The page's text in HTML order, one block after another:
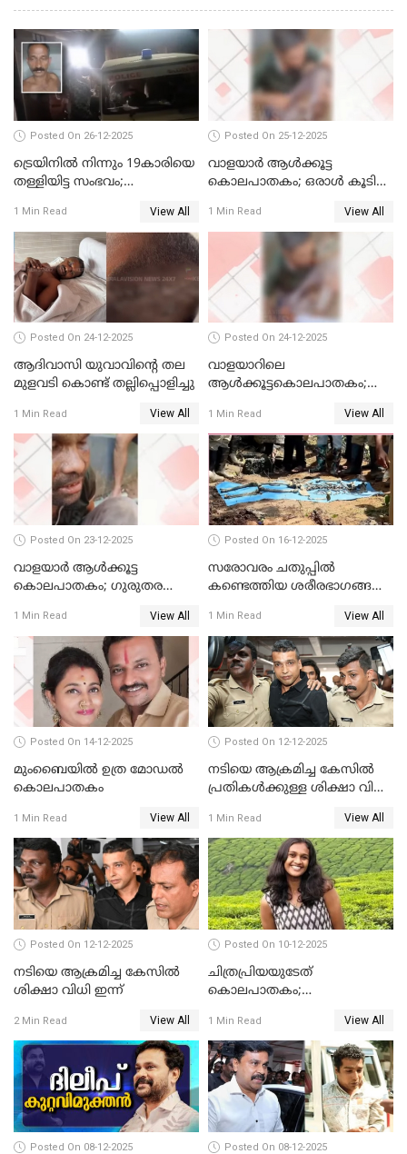
Posted On 26-12-2025
ട്രെയിനില്‍ നിന്നും 19കാരിയെ
തള്ളിയിട്ട സംഭവം;
ആശുപത്രിയിലേക്ക് മാറ്റി
1 Min Read View All
Posted On 25-12-2025
വാളയാര്‍ ആള്‍ക്കൂട്ട
കൊലപാതകം; ഒരാള്‍ കൂടി
1 Min Read View All
Posted On 24-12-2025
ആദിവാസി യുവാവിന്റെ തല
മുളവടി കൊണ്ട് തല്ലിപ്പൊളിച്ചു
1 Min Read View All
Posted On 24-12-2025
വാളയാറിലെ
ആൾക്കൂട്ടകൊലപാതകം;
വാങ്ങും
1 Min Read View All
Posted On 23-12-2025
വാളയാർ ആൾക്കൂട്ട
കൊലപാതകം; ഗുരുതര
1 Min Read View All
Posted On 16-12-2025
സരോവരം ചതുപ്പിൽ
കണ്ടെത്തിയ ശരീരഭാഗങ്ങൾ
ഡി.എൻ.എ പരിശോധനയിൽ
സ്ഥിരീകരണം
1 Min Read View All
Posted On 14-12-2025
മുംബൈയില്‍ ഉത്ര മോഡല്‍
കൊലപാതകം
1 Min Read View All
Posted On 12-12-2025
നടിയെ ആക്രമിച്ച കേസില്‍
പ്രതികള്‍ക്കുള്ള ശിക്ഷാ വിധി
1 Min Read View All
Posted On 12-12-2025
നടിയെ ആക്രമിച്ച കേസിൽ
ശിക്ഷാ വിധി ഇന്ന്
2 Min Read View All
Posted On 10-12-2025
ചിത്രപ്രിയയുടേത്
കൊലപാതകം;
സമ്മതിച്ചെന്ന് പൊലീസ്
1 Min Read View All
Posted On 08-12-2025 Posted On 08-12-2025